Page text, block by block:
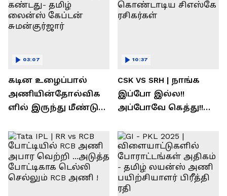
கடின உழைப்பால்
அணியின்தோல்விக
ளில் இருந்து மீண்டு
தமிழ் லைன்ஸ்
கேப்டன் சுமன்குர்ஜார்
03:07
CSK VS SRH | நாங்க
இப்போ இல்ல!!
அப்போவே கெத்து!!
சிஎஸ்கே ரசிகர்கள்
10:37